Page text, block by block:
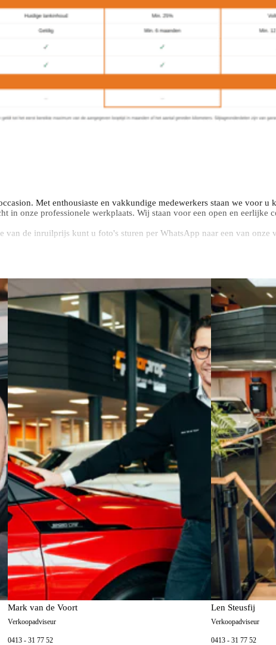
Met enthousiaste en vakkundige medewerkers staan we voor
in onze professionele werkplaats. Wij staan voor een open en
van de inruilprijs kunt u foto's sturen per WhatsApp naar een van onze
Basis Pakket inbegrepen. Tegen meerprijs is het AutoJorg Premium
Mark van de Voort
Verkoopadviseur
0413 - 31 77 52
Len Steusfij
Verkoopadviseur
0413 - 31 77 52